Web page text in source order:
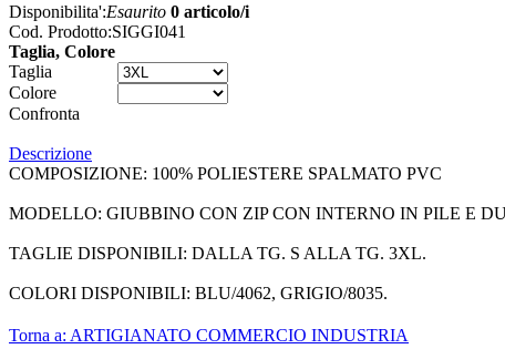
Disponibilita':Esaurito 0 articolo/i
Cod. Prodotto:SIGGI041
Taglia, Colore
Taglia
Colore
Confronta
Descrizione
COMPOSIZIONE: 100% POLIESTERE SPALMATO PVC
MODELLO: GIUBBINO CON ZIP CON INTERNO IN PILE E
TAGLIE DISPONIBILI: DALLA TG. S ALLA TG. 3XL.
COLORI DISPONIBILI: BLU/4062, GRIGIO/8035.
Torna a: ARTIGIANATO COMMERCIO INDUSTRIA